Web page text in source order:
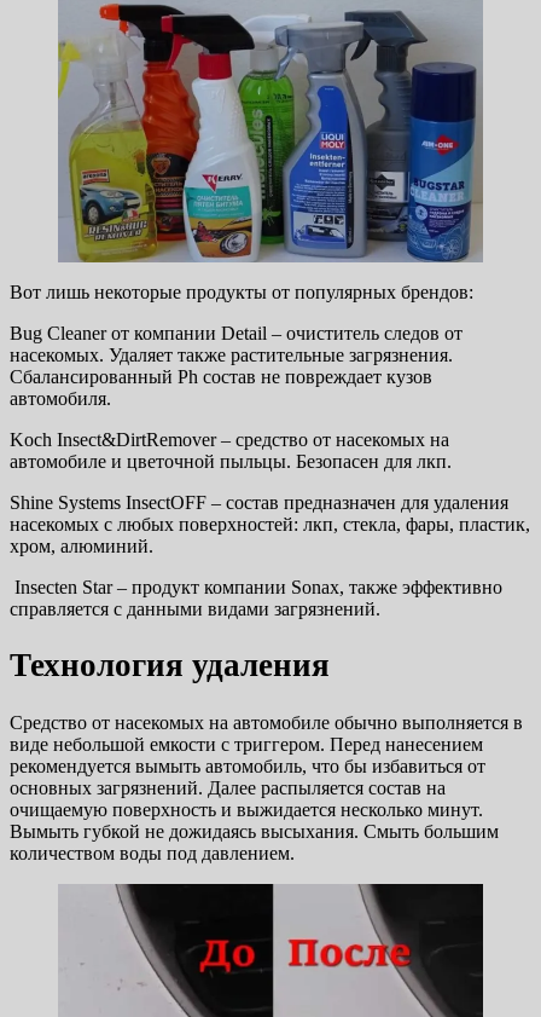
Вот лишь некоторые продукты от популярных брендов:
Bug Cleaner от компании Detail – очиститель следов от
насекомых. Удаляет также растительные загрязнения.
Сбалансированный Ph состав не повреждает кузов
автомобиля.
Koch Insect&DirtRemover – средство от насекомых на
автомобиле и цветочной пыльцы. Безопасен для лкп.
Shine Systems InsectOFF – состав предназначен для удаления
насекомых с любых поверхностей: лкп, стекла, фары, пластик,
хром, алюминий.
Insecten Star – продукт компании Sonax, также эффективно
справляется с данными видами загрязнений.
Технология удаления
Средство от насекомых на автомобиле обычно выполняется в
виде небольшой емкости с триггером. Перед нанесением
рекомендуется вымыть автомобиль, что бы избавиться от
основных загрязнений. Далее распыляется состав на
очищаемую поверхность и выжидается несколько минут.
Вымыть губкой не дожидаясь высыхания. Смыть большим
количеством воды под давлением.